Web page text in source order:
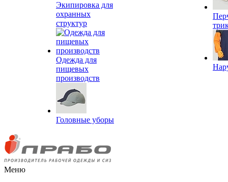
Экипировка для
охранных
структур
Одежда для
пищевых
производств
Головные уборы
Меню